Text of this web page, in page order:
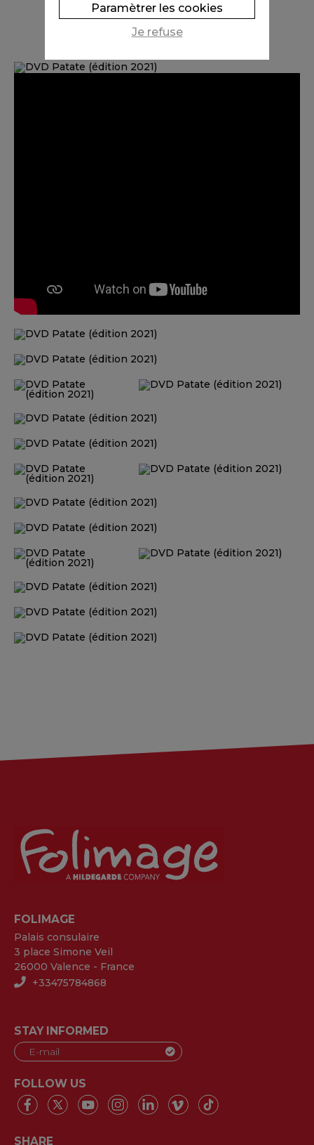
FOLIMAGE
Palais consulaire
3 place Simone Veil
26000 Valence - France
+33475784868
STAY INFORMED
FOLLOW US
SHARE
Paramètrer les cookies
Je refuse